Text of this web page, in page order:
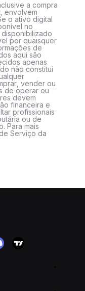
a compra
envolvem
o ativo digital
no
por quaisquer
de
aqui são
apenas
não constitui
vender ou
de operar ou
devem
financeira e
profissionais
ou de
Para mais
Serviço da